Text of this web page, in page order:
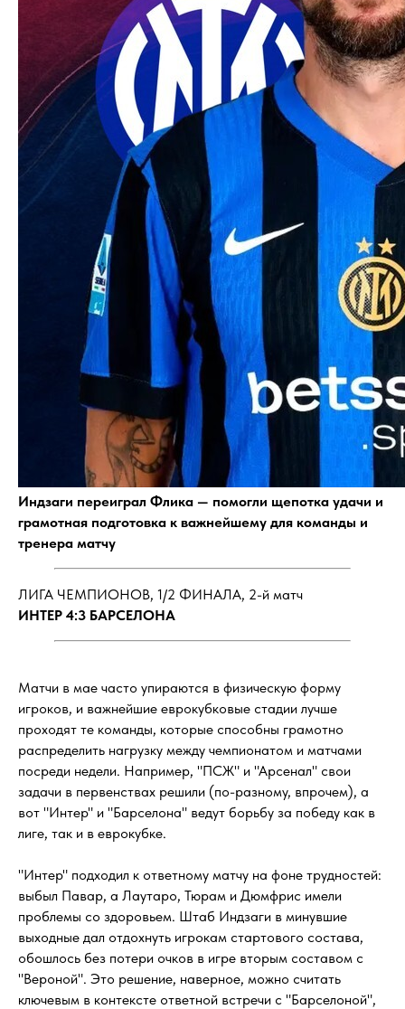
Индзаги переиграл Флика — помогли щепотка удачи и
грамотная подготовка к важнейшему для команды и
тренера матчу
ЛИГА ЧЕМПИОНОВ, 1/2 ФИНАЛА, 2-й матч
ИНТЕР 4:3 БАРСЕЛОНА
Матчи в мае часто упираются в физическую форму
игроков, и важнейшие еврокубковые стадии лучше
проходят те команды, которые способны грамотно
распределить нагрузку между чемпионатом и матчами
посреди недели. Например, "ПСЖ" и "Арсенал" свои
задачи в первенствах решили (по-разному, впрочем), а
вот "Интер" и "Барселона" ведут борьбу за победу как в
лиге, так и в еврокубке.
"Интер" подходил к ответному матчу на фоне трудностей:
выбыл Павар, а Лаутаро, Тюрам и Дюмфрис имели
проблемы со здоровьем. Штаб Индзаги в минувшие
выходные дал отдохнуть игрокам стартового состава,
обошлось без потери очков в игре вторым составом с
"Вероной". Это решение, наверное, можно считать
ключевым в контексте ответной встречи с "Барселоной",